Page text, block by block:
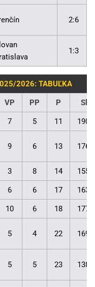
2:6
1:3
2026: TABUĽKA
VP PP P
7 5 11
9 6 13
3 8 14
6 6 17
10 6 18
5 4 22
5 5 23